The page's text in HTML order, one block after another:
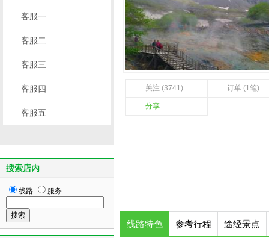
关注 (3741) 订单 (1笔)
分享
线路特色 参考行程 途经景点
客服一
客服二
客服三
客服四
客服五
搜索店内
线路 服务